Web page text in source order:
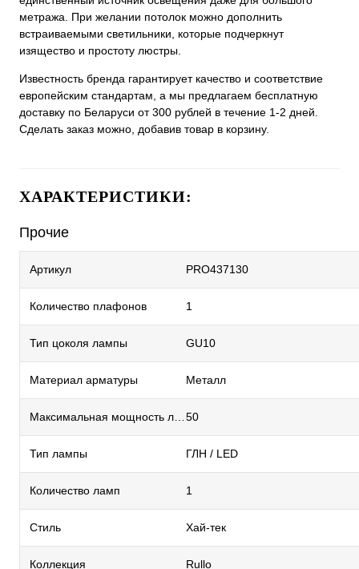
метража. При желании потолок можно дополнить
встраиваемыми светильники, которые подчеркнут
изящество и простоту люстры.
Известность бренда гарантирует качество и соответствие
европейским стандартам, а мы предлагаем бесплатную
доставку по Беларуси от 300 рублей в течение 1-2 дней.
Сделать заказ можно, добавив товар в корзину.
ХАРАКТЕРИСТИКИ:
Прочие
Артикул PRO437130
Количество плафонов 1
Тип цоколя лампы GU10
Материал арматуры Металл
50
Тип лампы ГЛН / LED
Количество ламп 1
Стиль Хай-тек
Коллекция Rullo